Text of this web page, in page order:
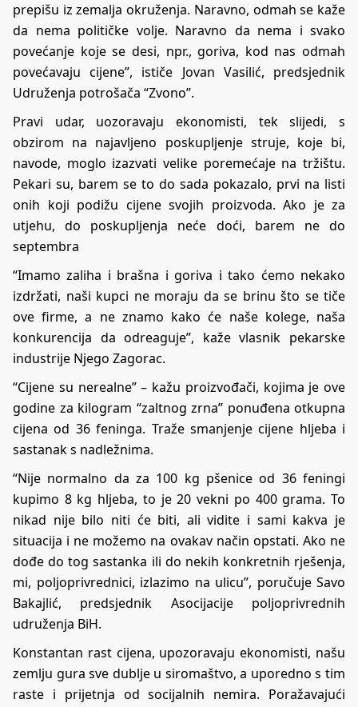
prepišu iz zemalja okruženja. Naravno, odmah se kaže
da nema političke volje. Naravno da nema i svako
povećanje koje se desi, npr., goriva, kod nas odmah
povećavaju cijene”, ističe Jovan Vasilić, predsjednik
Udruženja potrošača “Zvono”.
Pravi udar, uozoravaju ekonomisti, tek slijedi, s
obzirom na najavljeno poskupljenje struje, koje bi,
navode, moglo izazvati velike poremećaje na tržištu.
Pekari su, barem se to do sada pokazalo, prvi na listi
onih koji podižu cijene svojih proizvoda. Ako je za
utjehu, do poskupljenja neće doći, barem ne do
septembra
“Imamo zaliha i brašna i goriva i tako ćemo nekako
izdržati, naši kupci ne moraju da se brinu što se tiče
ove firme, a ne znamo kako će naše kolege, naša
konkurencija da odreaguje”, kaže vlasnik pekarske
industrije Njego Zagorac.
“Cijene su nerealne” – kažu proizvođači, kojima je ove
godine za kilogram “zaltnog zrna” ponuđena otkupna
cijena od 36 feninga. Traže smanjenje cijene hljeba i
sastanak s nadležnima.
“Nije normalno da za 100 kg pšenice od 36 feningi
kupimo 8 kg hljeba, to je 20 vekni po 400 grama. To
nikad nije bilo niti će biti, ali vidite i sami kakva je
situacija i ne možemo na ovakav način opstati. Ako ne
dođe do tog sastanka ili do nekih konkretnih rješenja,
mi, poljoprivrednici, izlazimo na ulicu”, poručuje Savo
Bakajlić, predsjednik Asocijacije poljoprivrednih
udruženja BiH.
Konstantan rast cijena, upozoravaju ekonomisti, našu
zemlju gura sve dublje u siromaštvo, a uporedno s tim
raste i prijetnja od socijalnih nemira. Poražavajući